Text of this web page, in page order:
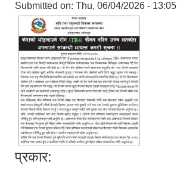
Submitted on: Thu, 06/04/2026 - 13:05
प्रकार: